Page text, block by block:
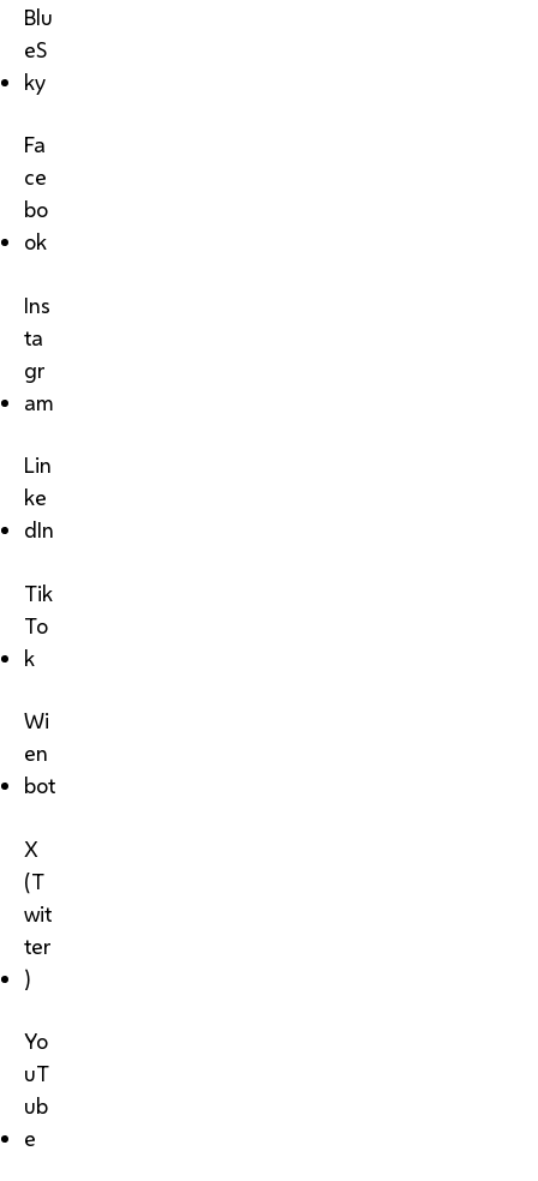
Blu
eS
ky
Fa
ce
bo
ok
Ins
ta
gr
am
Lin
ke
dIn
Tik
To
k
Wi
en
bot
X
(T
wit
ter
)
Yo
uT
ub
e